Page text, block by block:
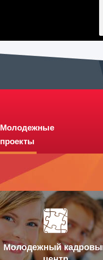
Молодежные
проекты
Молодежный